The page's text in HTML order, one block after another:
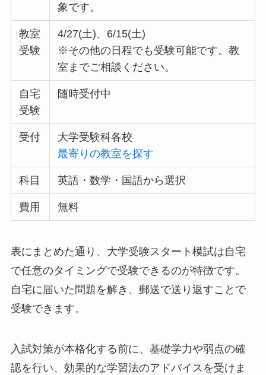
象です。
教室
受験
4/27(土)、6/15(土)
※その他の日程でも受験可能です。教
室までご相談ください。
自宅
受験
随時受付中
受付
大学受験科各校
最寄りの教室を探す
科目 英語・数学・国語から選択
費用 無料
表にまとめた通り、大学受験スタート模試は自宅
で任意のタイミングで受験できるのが特徴です。
自宅に届いた問題を解き、郵送で送り返すことで
受験できます。
入試対策が本格化する前に、基礎学力や弱点の確
認を行い、効果的な学習法のアドバイスを受けま